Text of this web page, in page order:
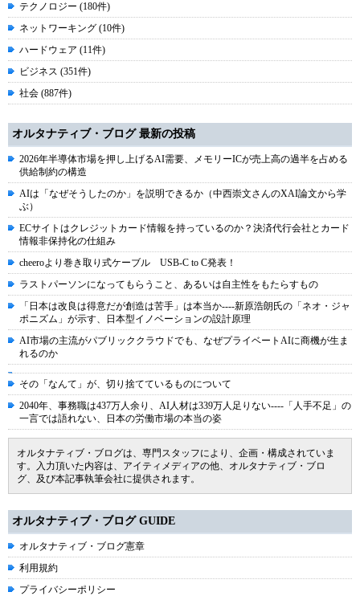
テクノロジー (180件)
ネットワーキング (10件)
ハードウェア (11件)
ビジネス (351件)
社会 (887件)
オルタナティブ・ブログ 最新の投稿
2026年半導体市場を押し上げるAI需要、メモリーICが売上高の過半を占める
供給制約の構造
AIは「なぜそうしたのか」を説明できるか（中西崇文さんのXAI論文から学
ぶ）
ECサイトはクレジットカード情報を持っているのか？決済代行会社とカード
情報非保持化の仕組み
cheeroより巻き取り式ケーブル USB-C to C発表！
ラストパーソンになってもらうこと、あるいは自主性をもたらすもの
「日本は改良は得意だが創造は苦手」は本当か----新原浩朗氏の「ネオ・ジャ
ポニズム」が示す、日本型イノベーションの設計原理
AI市場の主流がパブリッククラウドでも、なぜプライベートAIに商機が生ま
れるのか
その「なんて」が、切り捨てているものについて
2040年、事務職は437万人余り、AI人材は339万人足りない----「人手不足」の
一言では語れない、日本の労働市場の本当の姿
オルタナティブ・ブログは、専門スタッフにより、企画・構成されていま
す。入力頂いた内容は、アイティメディアの他、オルタナティブ・ブロ
グ、及び本記事執筆会社に提供されます。
オルタナティブ・ブログ GUIDE
オルタナティブ・ブログ憲章
利用規約
プライバシーポリシー